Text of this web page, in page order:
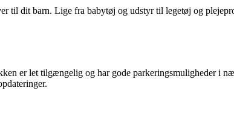
til dit barn. Lige fra babytøj og udstyr til legetøj og
er let tilgængelig og har gode parkeringsmuligheder i